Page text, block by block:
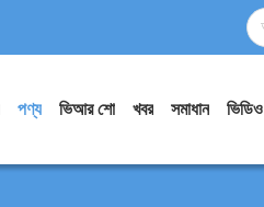
পণ্য ভিআর শো খবর সমাধান ভিডিও